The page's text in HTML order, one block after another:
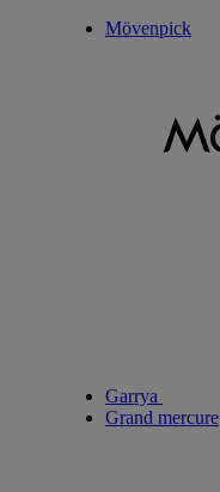
Mövenpick
Garrya
Grand mercure